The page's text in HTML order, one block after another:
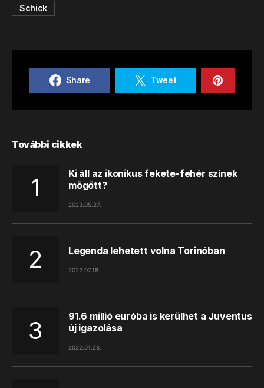
Schick
Share Tweet
További cikkek
Ki áll az ikonikus fekete-fehér színek
mögött?
2023.05.27.
Legenda lehetett volna Torinóban
2022.07.18.
91.6 millió euróba is kerülhet a Juventus
új igazolása
2022.01.28.